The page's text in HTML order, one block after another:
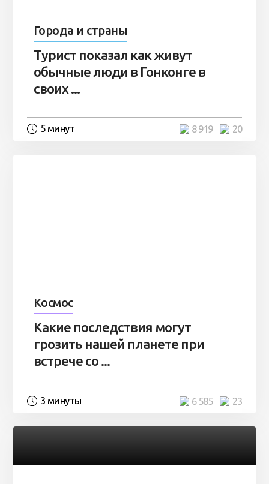
Города и страны
Турист показал как живут
обычные люди в Гонконге в
своих ...
5 минут 20
8 919
Космос
Какие последствия могут
грозить нашей планете при
встрече со ...
3 минуты 23
6 585